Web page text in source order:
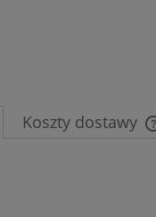
Koszty dostawy